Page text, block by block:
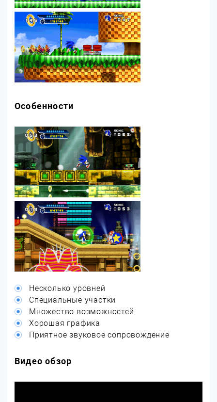
Особенности
Несколько уровней
Специальные участки
Множество возможностей
Хорошая графика
Приятное звуковое сопровождение
Видео обзор